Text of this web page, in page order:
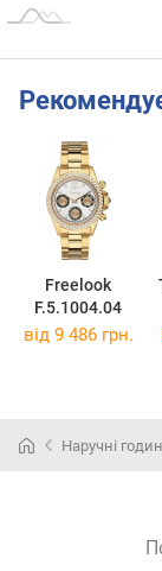
Freelook
F.5.1004.04
від 9 486 грн.
Наручні